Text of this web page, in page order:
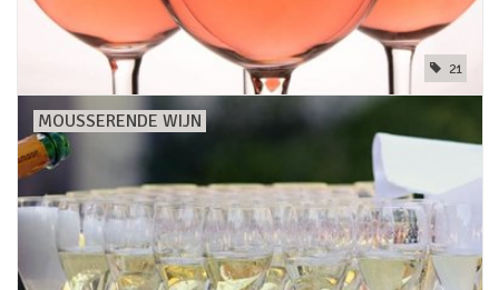
21
MOUSSERENDE WIJN